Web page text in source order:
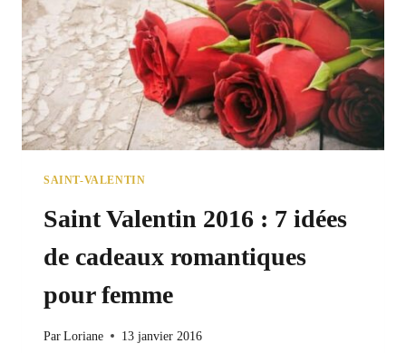
SAINT-VALENTIN
Saint Valentin 2016 : 7 idées
de cadeaux romantiques
pour femme
Par Loriane 13 janvier 2016